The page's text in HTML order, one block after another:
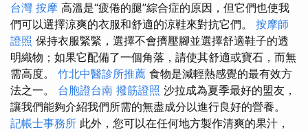
台灣 按摩 高溫是“疲倦的腿”綜合症的原因，但它們也使我
們可以選擇涼爽的衣服和舒適的涼鞋來對抗它們。 按摩師
證照 保持衣服緊緊，選擇不會擠壓腳並選擇舒適鞋子的透
明織物；如果它配備了一個角落，請使其舒適或寶石，而無
需高度。 竹北中醫診所推薦 食物是減輕熱感覺的最有效方
法之一。 台胞證台南 撥筋證照 沙拉成為夏季最好的盟友，
讓我們能夠介紹我們所需的無盡成分以進行良好的營養。
記帳士事務所 此外，您可以在任何地方製作清爽的果汁，